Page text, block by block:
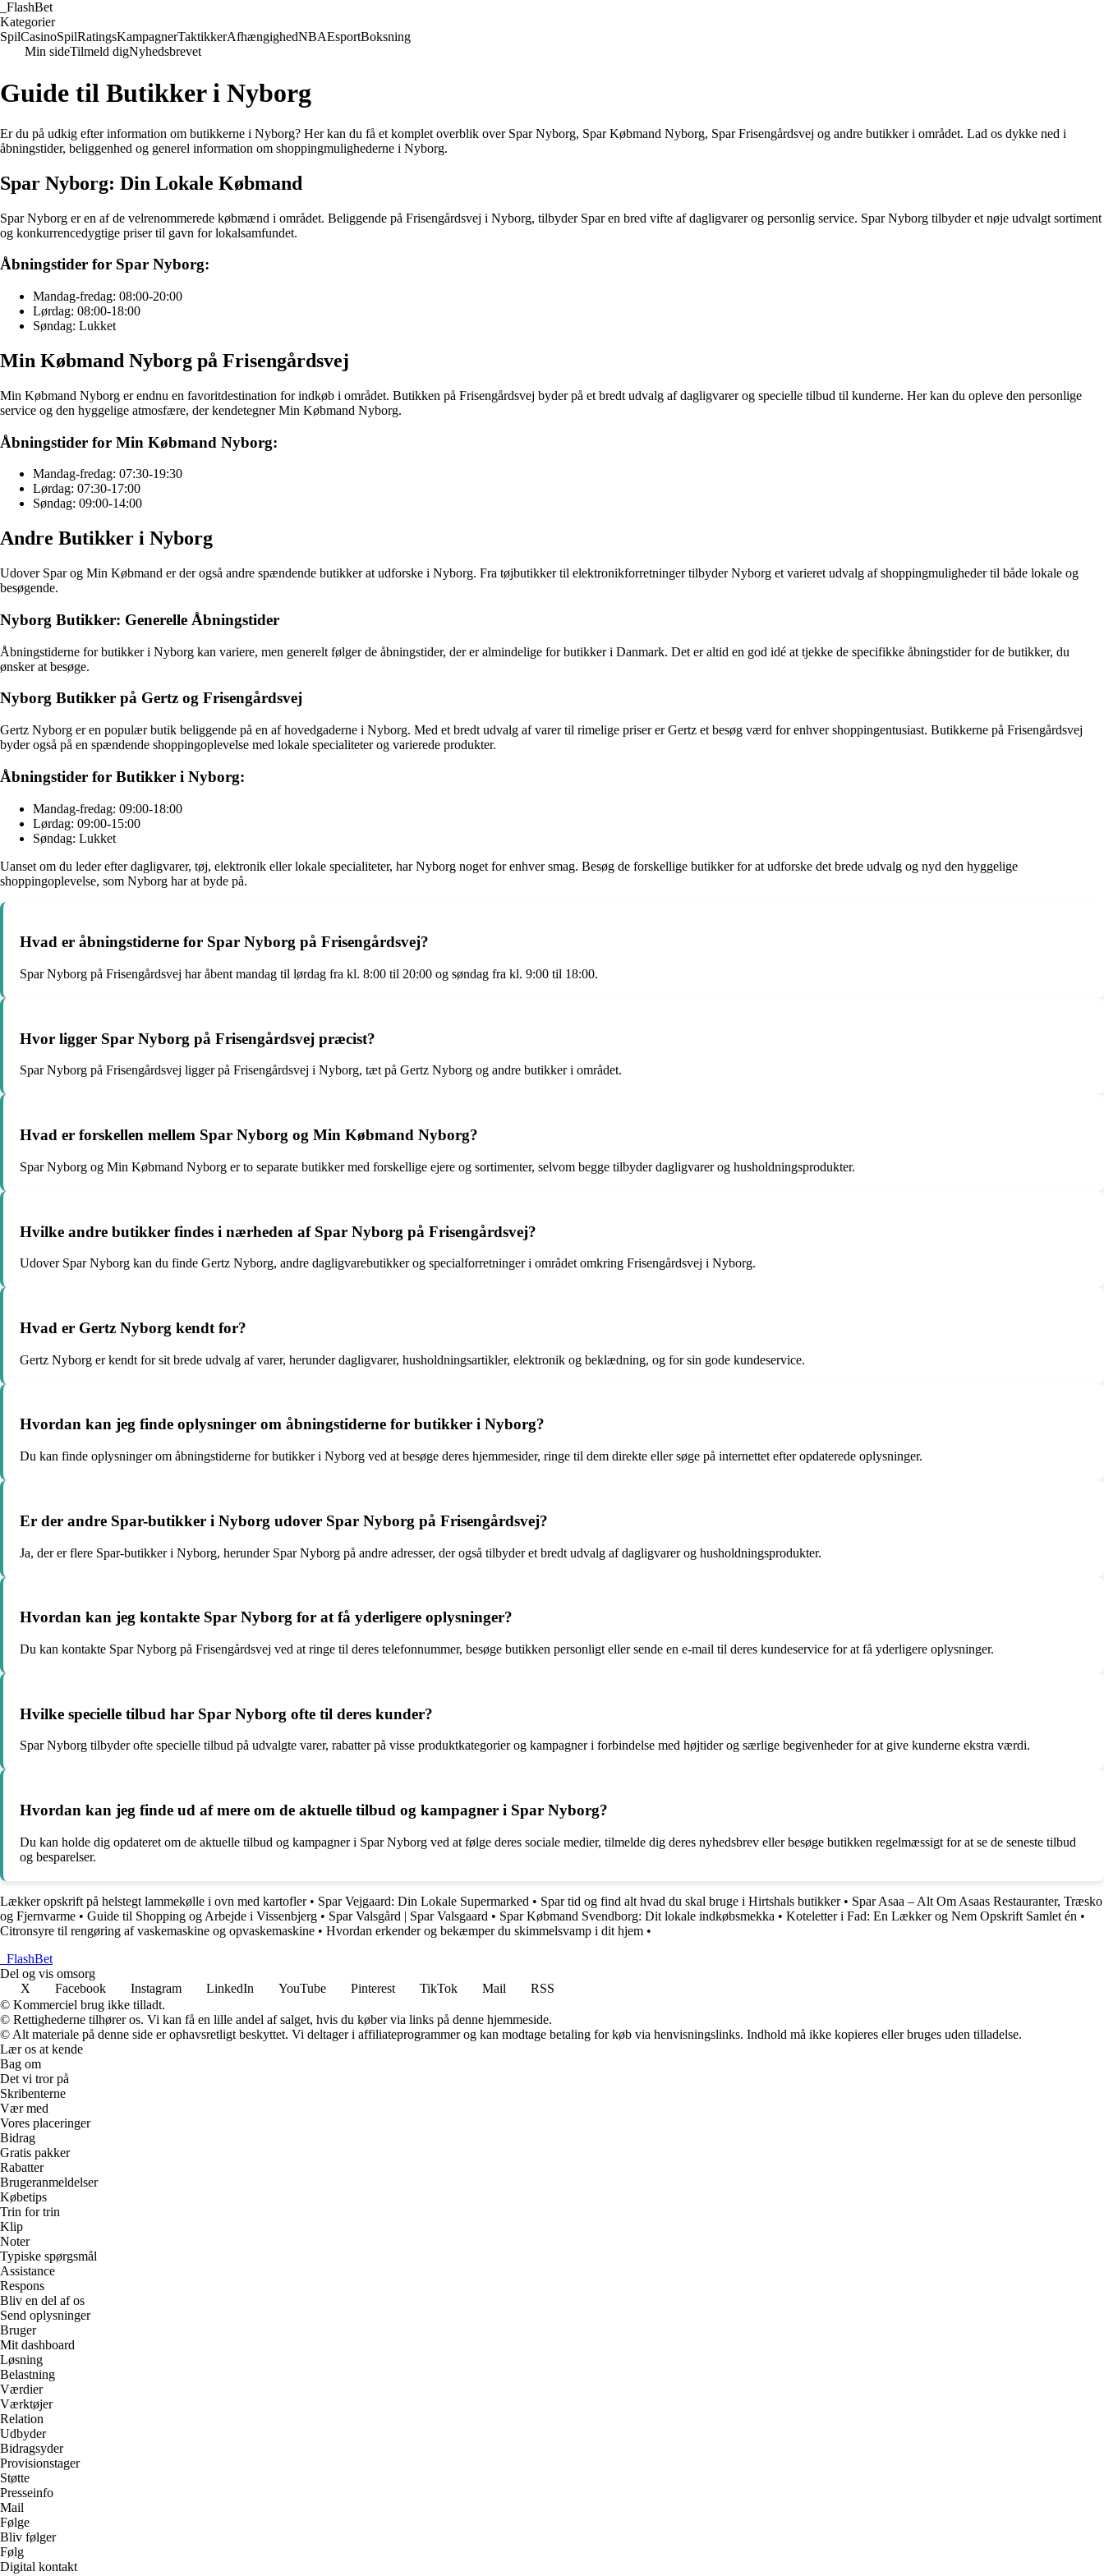
FlashBet
Kategorier
SpilCasinoSpilRatingsKampagnerTaktikkerAfhængighedNBAEsportBoksning
Min sideTilmeld digNyhedsbrevet
Guide til Butikker i Nyborg
Er du på udkig efter information om butikkerne i Nyborg? Her kan du få et komplet overblik over Spar Nyborg, Spar Købmand Nyborg, Spar Frisengårdsvej og andre butikker i området. Lad os dykke ned i
åbningstider, beliggenhed og generel information om shoppingmulighederne i Nyborg.
Spar Nyborg: Din Lokale Købmand
Spar Nyborg er en af de velrenommerede købmænd i området. Beliggende på Frisengårdsvej i Nyborg, tilbyder Spar en bred vifte af dagligvarer og personlig service. Spar Nyborg tilbyder et nøje udvalgt sortiment
og konkurrencedygtige priser til gavn for lokalsamfundet.
Åbningstider for Spar Nyborg:
Mandag-fredag: 08:00-20:00
Lørdag: 08:00-18:00
Søndag: Lukket
Min Købmand Nyborg på Frisengårdsvej
Min Købmand Nyborg er endnu en favoritdestination for indkøb i området. Butikken på Frisengårdsvej byder på et bredt udvalg af dagligvarer og specielle tilbud til kunderne. Her kan du opleve den personlige
service og den hyggelige atmosfære, der kendetegner Min Købmand Nyborg.
Åbningstider for Min Købmand Nyborg:
Mandag-fredag: 07:30-19:30
Lørdag: 07:30-17:00
Søndag: 09:00-14:00
Andre Butikker i Nyborg
Udover Spar og Min Købmand er der også andre spændende butikker at udforske i Nyborg. Fra tøjbutikker til elektronikforretninger tilbyder Nyborg et varieret udvalg af shoppingmuligheder til både lokale og
besøgende.
Nyborg Butikker: Generelle Åbningstider
Åbningstiderne for butikker i Nyborg kan variere, men generelt følger de åbningstider, der er almindelige for butikker i Danmark. Det er altid en god idé at tjekke de specifikke åbningstider for de butikker, du
ønsker at besøge.
Nyborg Butikker på Gertz og Frisengårdsvej
Gertz Nyborg er en populær butik beliggende på en af hovedgaderne i Nyborg. Med et bredt udvalg af varer til rimelige priser er Gertz et besøg værd for enhver shoppingentusiast. Butikkerne på Frisengårdsvej
byder også på en spændende shoppingoplevelse med lokale specialiteter og varierede produkter.
Åbningstider for Butikker i Nyborg:
Mandag-fredag: 09:00-18:00
Lørdag: 09:00-15:00
Søndag: Lukket
Uanset om du leder efter dagligvarer, tøj, elektronik eller lokale specialiteter, har Nyborg noget for enhver smag. Besøg de forskellige butikker for at udforske det brede udvalg og nyd den hyggelige
shoppingoplevelse, som Nyborg har at byde på.
Hvad er åbningstiderne for Spar Nyborg på Frisengårdsvej?
Spar Nyborg på Frisengårdsvej har åbent mandag til lørdag fra kl. 8:00 til 20:00 og søndag fra kl. 9:00 til 18:00.
Hvor ligger Spar Nyborg på Frisengårdsvej præcist?
Spar Nyborg på Frisengårdsvej ligger på Frisengårdsvej i Nyborg, tæt på Gertz Nyborg og andre butikker i området.
Hvad er forskellen mellem Spar Nyborg og Min Købmand Nyborg?
Spar Nyborg og Min Købmand Nyborg er to separate butikker med forskellige ejere og sortimenter, selvom begge tilbyder dagligvarer og husholdningsprodukter.
Hvilke andre butikker findes i nærheden af Spar Nyborg på Frisengårdsvej?
Udover Spar Nyborg kan du finde Gertz Nyborg, andre dagligvarebutikker og specialforretninger i området omkring Frisengårdsvej i Nyborg.
Hvad er Gertz Nyborg kendt for?
Gertz Nyborg er kendt for sit brede udvalg af varer, herunder dagligvarer, husholdningsartikler, elektronik og beklædning, og for sin gode kundeservice.
Hvordan kan jeg finde oplysninger om åbningstiderne for butikker i Nyborg?
Du kan finde oplysninger om åbningstiderne for butikker i Nyborg ved at besøge deres hjemmesider, ringe til dem direkte eller søge på internettet efter opdaterede oplysninger.
Er der andre Spar-butikker i Nyborg udover Spar Nyborg på Frisengårdsvej?
Ja, der er flere Spar-butikker i Nyborg, herunder Spar Nyborg på andre adresser, der også tilbyder et bredt udvalg af dagligvarer og husholdningsprodukter.
Hvordan kan jeg kontakte Spar Nyborg for at få yderligere oplysninger?
Du kan kontakte Spar Nyborg på Frisengårdsvej ved at ringe til deres telefonnummer, besøge butikken personligt eller sende en e-mail til deres kundeservice for at få yderligere oplysninger.
Hvilke specielle tilbud har Spar Nyborg ofte til deres kunder?
Spar Nyborg tilbyder ofte specielle tilbud på udvalgte varer, rabatter på visse produktkategorier og kampagner i forbindelse med højtider og særlige begivenheder for at give kunderne ekstra værdi.
Hvordan kan jeg finde ud af mere om de aktuelle tilbud og kampagner i Spar Nyborg?
Du kan holde dig opdateret om de aktuelle tilbud og kampagner i Spar Nyborg ved at følge deres sociale medier, tilmelde dig deres nyhedsbrev eller besøge butikken regelmæssigt for at se de seneste tilbud
og besparelser.
Lækker opskrift på helstegt lammekølle i ovn med kartofler• Spar Vejgaard: Din Lokale Supermarked • Spar tid og find alt hvad du skal bruge i Hirtshals butikker• Spar Asaa – Alt Om Asaas Restauranter, Træsko
og Fjernvarme • Guide til Shopping og Arbejde i Vissenbjerg • Spar Valsgård | Spar Valsgaard • Spar Købmand Svendborg: Dit lokale indkøbsmekka • Koteletter i Fad: En Lækker og Nem Opskrift Samlet én •
Citronsyre til rengøring af vaskemaskine og opvaskemaskine • Hvordan erkender og bekæmper du skimmelsvamp i dit hjem •
FlashBet
Del og vis omsorg
X
Facebook Instagram LinkedIn YouTube Pinterest TikTok Mail
RSS
© Kommerciel brug ikke tilladt.
© Rettighederne tilhører os. Vi kan få en lille andel af salget, hvis du køber via links på denne hjemmeside.
© Alt materiale på denne side er ophavsretligt beskyttet. Vi deltager i affiliateprogrammer og kan modtage betaling for køb via henvisningslinks. Indhold må ikke kopieres eller bruges uden tilladelse.
Lær os at kende
Bag om
Det vi tror på
Skribenterne
Vær med
Vores placeringer
Bidrag
Gratis pakker
Rabatter
Brugeranmeldelser
Købetips
Trin for trin
Klip
Noter
Typiske spørgsmål
Assistance
Respons
Bliv en del af os
Send oplysninger
Bruger
Mit dashboard
Løsning
Belastning
Værdier
Værktøjer
Relation
Udbyder
Bidragsyder
Provisionstager
Støtte
Presseinfo
Mail
Følge
Bliv følger
Følg
Digital kontakt